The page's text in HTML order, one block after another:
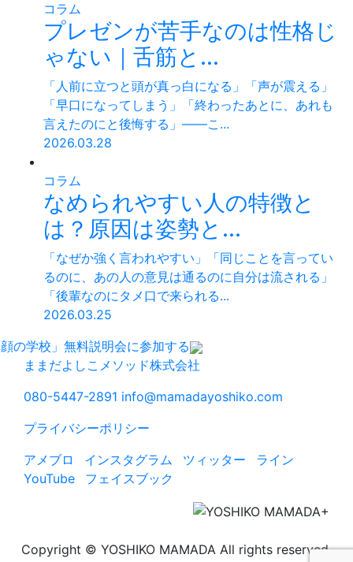
コラム
プレゼンが苦手なのは性格じ
ゃない｜舌筋と...
「人前に立つと頭が真っ白になる」「声が震える」
「早口になってしまう」「終わったあとに、あれも
言えたのにと後悔する」——こ...
2026.03.28
コラム
なめられやすい人の特徴と
は？原因は姿勢と...
「なぜか強く言われやすい」「同じことを言ってい
るのに、あの人の意見は通るのに自分は流される」
「後輩なのにタメ口で来られる...
2026.03.25
の学校」無料説明会に参加する
ままだよしこメソッド株式会社
080-5447-2891 info@mamadayoshiko.com
プライバシーポリシー
アメブロ
インスタグラム ツィッター
ライン
YouTube
フェイスブック
Copyright © YOSHIKO MAMADA All rights reserved.